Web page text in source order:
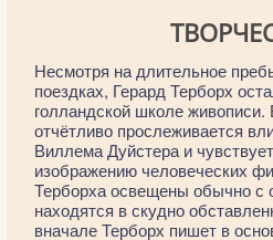
Несмотря на длительное
поездках, Герард Терборх
голландской школе живописи.
отчётливо прослеживается
Виллема Дуйстера и
изображению человеческих
Терборха освещены обычно с
находятся в скудно
вначале Терборх пишет в